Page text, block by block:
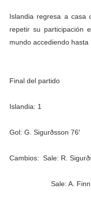
Islandia regresa a casa
repetir su participación
mundo accediendo
Final del partido
Islandia: 1
Gol: G. Sigurðsson 76′
Cambios: Sale: R.
Sale: A.